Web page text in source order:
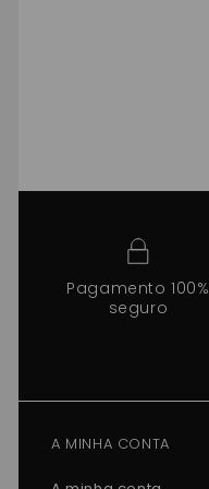
Pagamento 100%
seguro
A MINHA CONTA